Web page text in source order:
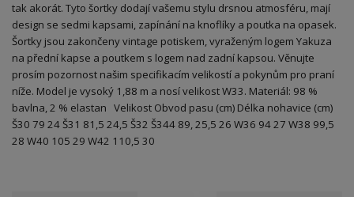
tak akorát. Tyto šortky dodají vašemu stylu drsnou atmosféru, mají
design se sedmi kapsami, zapínání na knoflíky a poutka na opasek.
Šortky jsou zakončeny vintage potiskem, vyraženým logem Yakuza
na přední kapse a poutkem s logem nad zadní kapsou. Věnujte
prosím pozornost našim specifikacím velikostí a pokynům pro praní
níže. Model je vysoký 1,88 m a nosí velikost W33. Materiál: 98 %
bavlna, 2 % elastan Velikost Obvod pasu (cm) Délka nohavice (cm)
Š30 79 24 Š31 81,5 24,5 Š32 Š344 89, 25,5 26 W36 94 27 W38 99,5
28 W40 105 29 W42 110,5 30